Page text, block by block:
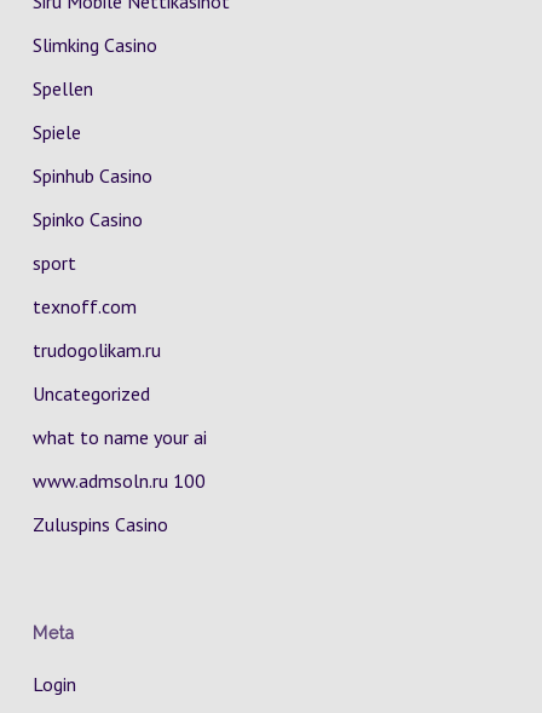
Slimking Casino
Spellen
Spiele
Spinhub Casino
Spinko Casino
sport
texnoff.com
trudogolikam.ru
Uncategorized
what to name your ai
www.admsoln.ru 100
Zuluspins Casino
Meta
Login